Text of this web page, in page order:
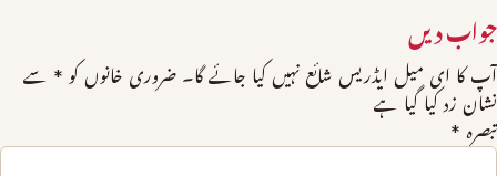
جواب دیں
آپ کا ای میل ایڈریس شائع نہیں کیا جائے گا۔ ضروری خانوں کو * سے
نشان زد کیا گیا ہے
تبصرہ *